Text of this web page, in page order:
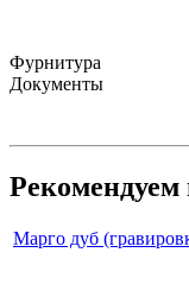
Фурнитура
Документы
Рекомендуем
Марго дуб